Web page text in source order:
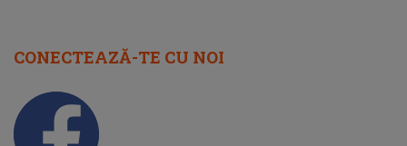
CONECTEAZĂ-TE CU NOI